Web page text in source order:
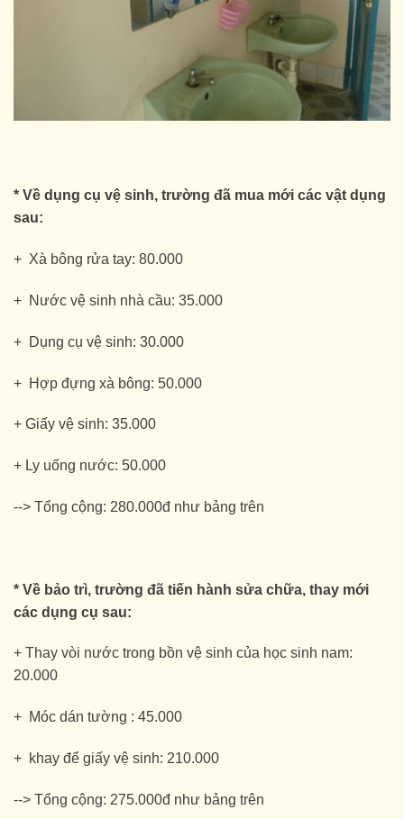
* Về dụng cụ vệ sinh, trường đã mua mới các vật dụng
sau:
+ Xà bông rửa tay: 80.000
+ Nước vệ sinh nhà cầu: 35.000
+ Dụng cụ vệ sinh: 30.000
+ Hợp đựng xà bông: 50.000
+ Giấy vệ sinh: 35.000
+ Ly uống nước: 50.000
--> Tổng cộng: 280.000đ như bảng trên
* Về bảo trì, trường đã tiến hành sửa chữa, thay mới
các dụng cụ sau:
+ Thay vòi nước trong bồn vệ sinh của học sinh nam:
20.000
+ Móc dán tường : 45.000
+ khay để giấy vệ sinh: 210.000
--> Tổng cộng: 275.000đ như bảng trên